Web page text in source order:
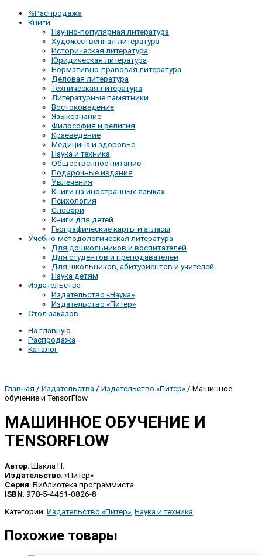
%Распродажа
Книги
Научно-популярная литература
Художественная литература
Историческая литература
Юридическая литература
Нормативно-правовая литература
Деловая литература
Техническая литература
Литературные памятники
Востоковедение
Языкознание
Философия и религия
Краеведение
Медицина и здоровье
Наука и техника
Общественное питание
Подарочные издания
Увлечения
Книги на иностранных языках
Психология
Словари
Книги для детей
Географические карты и атласы
Учебно-методологическая литература
Для дошкольников и воспитателей
Для студентов и преподавателей
Для школьников, абитуриентов и учителей
Наука детям
Издательства
Издательство «Наука»
Издательство «Питер»
Стол заказов
На главную
Распродажа
Каталог
Главная / Издательства / Издательство «Питер» / Машинное
обучение и TensorFlow
МАШИННОЕ ОБУЧЕНИЕ И
TENSORFLOW
Автор: Шакла Н.
Издательство: «Питер»
Серия: Библиотека программиста
ISBN: 978-5-4461-0826-8
Категории: Издательство «Питер» Наука и техника
Похожие товары